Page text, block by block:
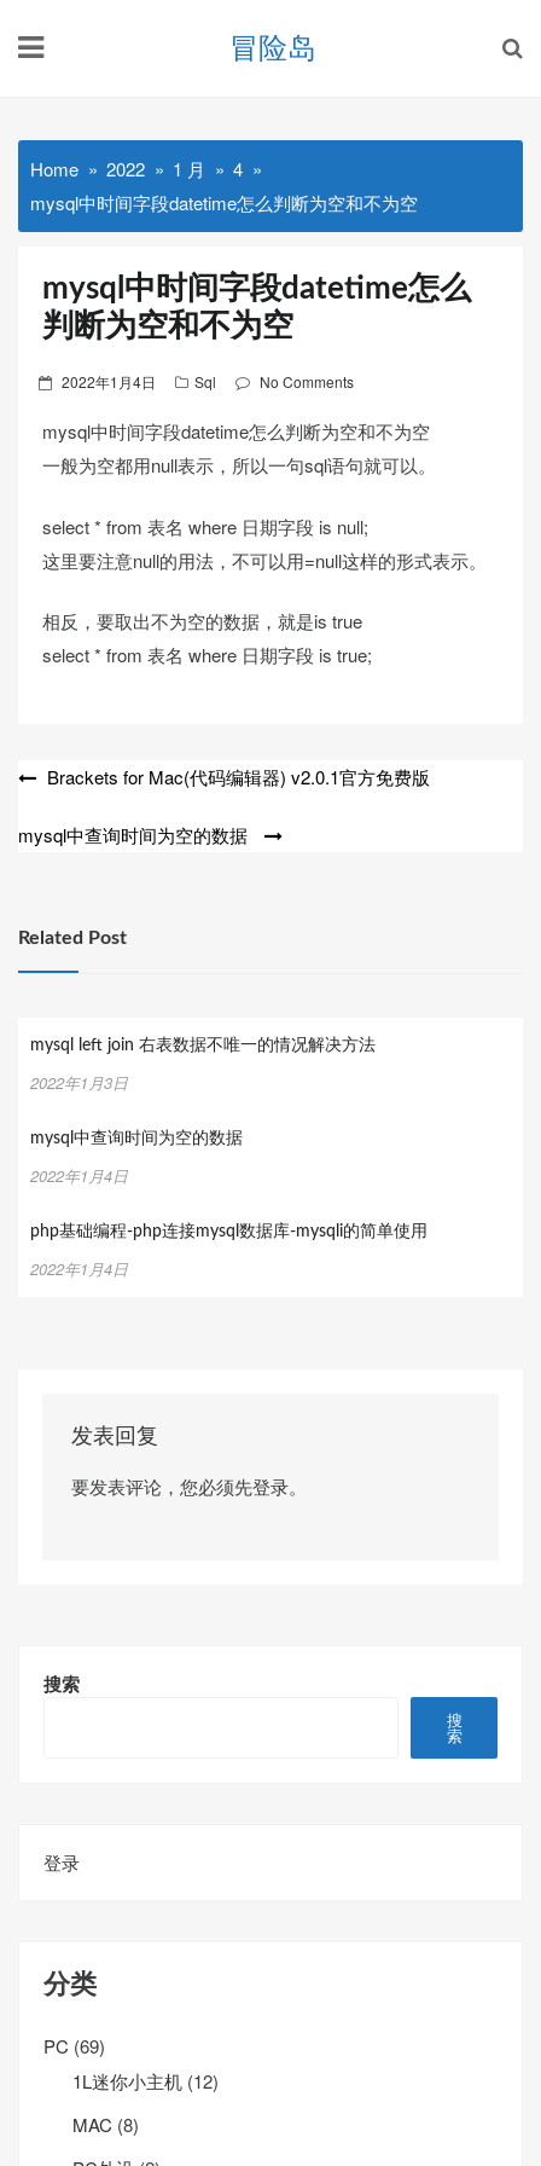
冒险岛
Home 2022 1 月
4
mysql中时间字段datetime怎么判断为空和不为空
mysql中时间字段datetime怎么
判断为空和不为空
Posted
2022年1月4日 Sql No Comments
mysql中时间字段datetime怎么判断为空和不为空
一般为空都用null表示，所以一句sql语句就可以。
select * from 表名 where 日期字段 is null;
这里要注意null的用法，不可以用=null这样的形式表示。
相反，要取出不为空的数据，就是is true
select * from 表名 where 日期字段 is true;
文
导
Brackets for Mac(代码编辑器) v2.0.1官方免费版
mysql中查询时间为空的数据
Related Post
mysql left join 右表数据不唯一的情况解决方法
2022年1月3日
mysql中查询时间为空的数据
2022年1月4日
php基础编程-php连接mysql数据库-mysqli的简单使用
2022年1月4日
发表回复
要发表评论，您必须先登录。
搜索
搜
索
登录
分类
PC (69)
1L迷你小主机 (12)
MAC (8)